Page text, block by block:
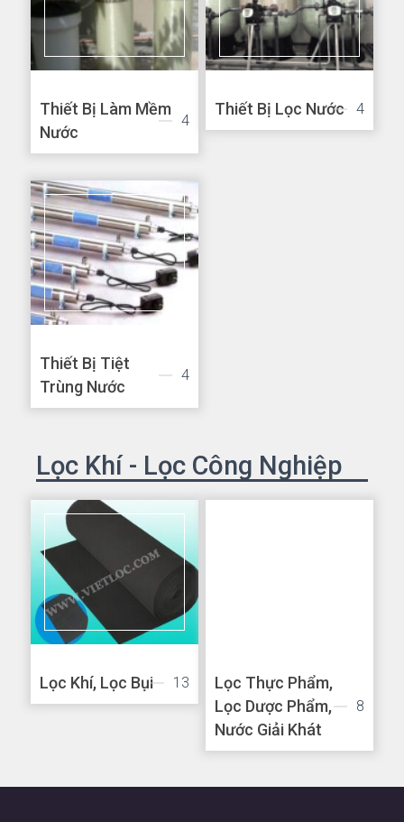
Thiết Bị Làm Mềm
Nước
4
Thiết Bị Lọc Nước 4
Thiết Bị Tiệt
Trùng Nước
4
Lọc Khí - Lọc Công Nghiệp
Lọc Khí, Lọc Bụi 13
Lọc Thực Phẩm,
Lọc Dược Phẩm,
Nước Giải Khát
8